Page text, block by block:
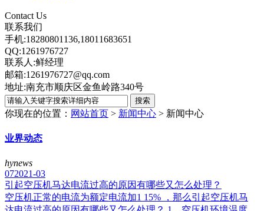
Contact Us
联系我们
手机:18280801136,18011683651
QQ:1261976727
联系人:鲜经理
邮箱:1261976727@qq.com
地址:南充市顺庆区金鱼岭路340号
你现在的位置： 网站首页 > 新闻中心 > 新闻中心
业界动态
hynews
072021-03
引起空压机马达电流过高的原因有哪些又怎么处理？
空压机正常的电流为额定电流加1 15% ，那么引起空压机马